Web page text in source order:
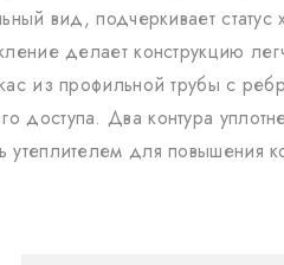
вид, подчеркивает статус
делает конструкцию
из профильной трубы с
Два контура
для повышения